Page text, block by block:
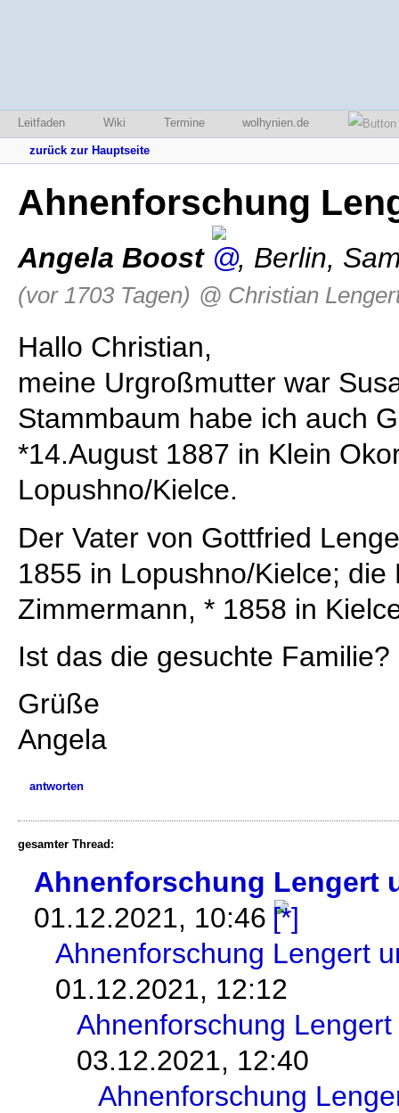
Leitfaden Wiki Termine wolhynien.de
zurück zur Hauptseite
Ahnenforschung
Angela Boost , Berlin,
(vor 1703 Tagen) @ Christian
Hallo Christian,
meine Urgroßmutter war
Stammbaum habe ich auch
*14.August 1887 in Klein
Lopushno/Kielce.
Der Vater von Gottfried
1855 in Lopushno/Kielce;
Zimmermann, * 1858 in
Ist das die gesuchte Familie?
Grüße
Angela
antworten
gesamter Thread:
Ahnenforschung Lengert
01.12.2021, 10:46
Ahnenforschung Lengert
01.12.2021, 12:12
Ahnenforschung
03.12.2021, 12:40
Ahnenforschung